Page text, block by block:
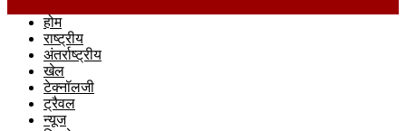
होम
राष्ट्रीय
अंतर्राष्ट्रीय
खेल
टेक्नॉलजी
ट्रैवल
न्यूज